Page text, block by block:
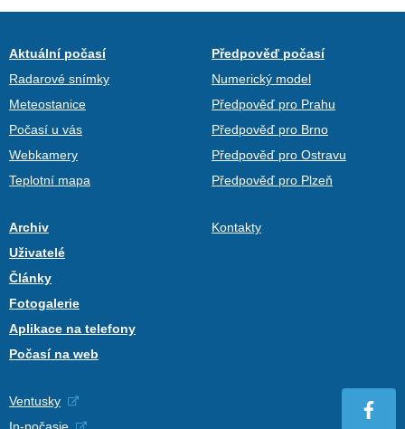
Aktuální počasí
Radarové snímky
Meteostanice
Počasí u vás
Webkamery
Teplotní mapa
Předpověď počasí
Numerický model
Předpověď pro Prahu
Předpověď pro Brno
Předpověď pro Ostravu
Předpověď pro Plzeň
Archiv
Uživatelé
Články
Fotogalerie
Aplikace na telefony
Počasí na web
Kontakty
Ventusky